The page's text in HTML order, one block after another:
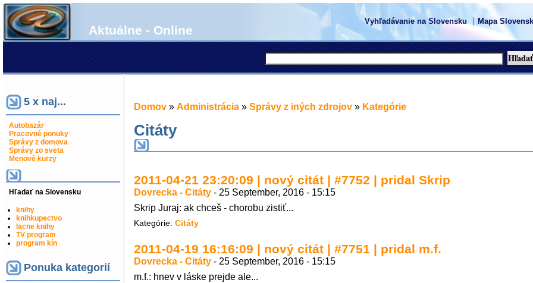
Aktuálne - Online
Vyhľadávanie na Slovensku Mapa
5 x naj...
Autobazár
Pracovné ponuky
Správy z domova
Správy zo sveta
Menové kurzy
Hľadať na Slovensku
knihy
knihkupectvo
lacne knihy
TV program
program kín
Ponuka kategorií
Domov » Administrácia » Správy z iných zdrojov » Kategórie
Citáty
2011-04-21 23:20:09 | nový citát | #7752 | pridal Skrip
Dovrecka - Citáty - 25 September, 2016 - 15:15
Skrip Juraj: ak chceš - chorobu zistiť...
Kategórie: Citáty
2011-04-19 16:16:09 | nový citát | #7751 | pridal m.f.
Dovrecka - Citáty - 25 September, 2016 - 15:15
m.f.: hnev v láske prejde ale...